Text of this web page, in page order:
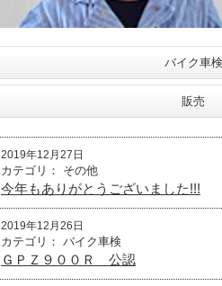
バイク車検
販売
2019年12月27日
カテゴリ： その他
今年もありがとうございました!!!
2019年12月26日
カテゴリ： バイク車検
ＧＰＺ９００Ｒ 公認